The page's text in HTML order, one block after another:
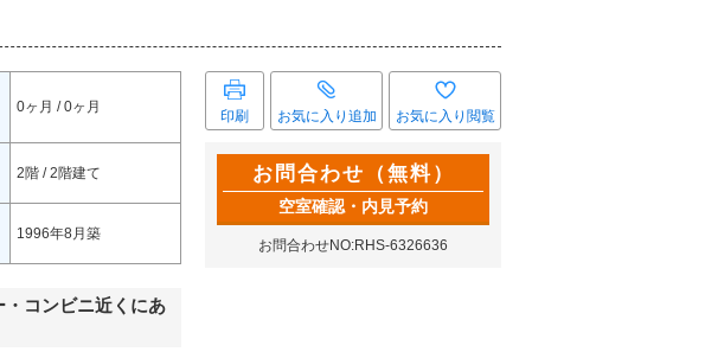
0ヶ月 / 0ヶ月
2階 / 2階建て
1996年8月築
コンビニ近くにあ
印刷 お気に入り追加 お気に入り閲覧
お問合わせ（無料）
空室確認・内見予約
お問合わせNO:RHS-6326636